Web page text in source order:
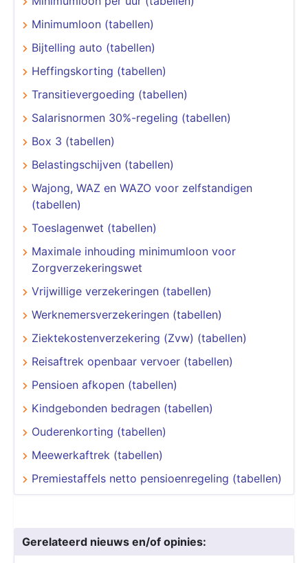
Minimumloon (tabellen)
Bijtelling auto (tabellen)
Heffingskorting (tabellen)
Transitievergoeding (tabellen)
Salarisnormen 30%-regeling (tabellen)
Box 3 (tabellen)
Belastingschijven (tabellen)
Wajong, WAZ en WAZO voor zelfstandigen
(tabellen)
Toeslagenwet (tabellen)
Maximale inhouding minimumloon voor
Zorgverzekeringswet
Vrijwillige verzekeringen (tabellen)
Werknemersverzekeringen (tabellen)
Ziektekostenverzekering (Zvw) (tabellen)
Reisaftrek openbaar vervoer (tabellen)
Pensioen afkopen (tabellen)
Kindgebonden bedragen (tabellen)
Ouderenkorting (tabellen)
Meewerkaftrek (tabellen)
Premiestaffels netto pensioenregeling (tabellen)
Gerelateerd nieuws en/of opinies: